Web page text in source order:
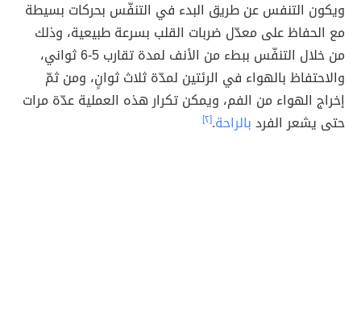
ويكون التنفس عن طريق البدء في التنفّس بحركات بسيطة
مع الحفاظ على معدّل ضربات القلب بسرعة طبيعية، وذلك
من خلال التنفّس ببطء من الأنف لمدة تقارب 5-6 ثواني،
والاحتفاظ بالهواء في الرئتين لمدّة ثلاث ثوانٍ، ومن ثمّ
إخراج الهواء من الفم، ويمكن تكرار هذه العملية عدّة مرات
حتى يشعر الفردبالراحة.[٢]